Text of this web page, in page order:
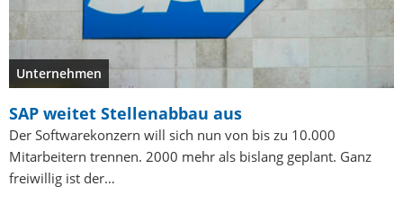
Unternehmen
SAP weitet Stellenabbau aus
Der Softwarekonzern will sich nun von bis zu 10.000
Mitarbeitern trennen. 2000 mehr als bislang geplant. Ganz
freiwillig ist der…